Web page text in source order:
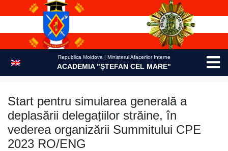
Republica Moldova | Ministerul Afacerilor Interne
ACADEMIA "ŞTEFAN CEL MARE"
Start pentru simularea generală a
deplasării delegațiilor străine, în
vederea organizării Summitului CPE
2023 RO/ENG